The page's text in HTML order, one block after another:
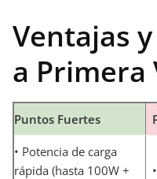
Ventajas
a Primera
Puntos Fuertes
• Potencia de carga
rápida (hasta 100W +